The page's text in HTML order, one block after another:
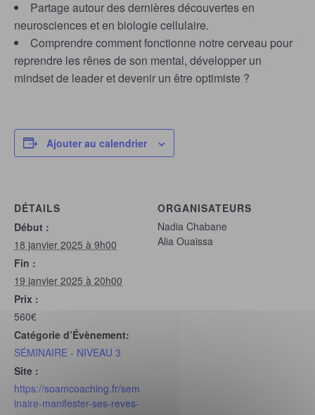
Partage autour des dernières découvertes en
neurosciences et en biologie cellulaire.
Comprendre comment fonctionne notre cerveau pour
reprendre les rênes de son mental, développer un
mindset de leader et devenir un être optimiste ?
Ajouter au calendrier
DÉTAILS
Début :
18 janvier 2025 à 9h00
Fin :
19 janvier 2025 à 20h00
Prix :
560€
Catégorie d’Évènement:
SÉMINAIRE - NIVEAU 3
Site :
https://soamcoaching.fr/sem
inaire-manifester-ses-reves-
ORGANISATEURS
Nadia Chabane
Alia Ouaissa